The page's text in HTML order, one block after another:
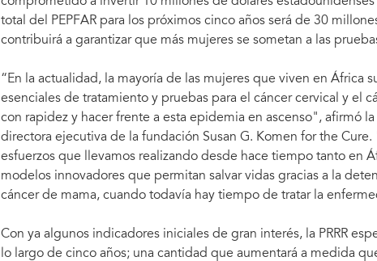
total del PEPFAR para los próximos cinco años será de 30
contribuirá a garantizar que más mujeres se sometan a las
“En la actualidad, la mayoría de las mujeres que viven en África
esenciales de tratamiento y pruebas para el cáncer cervical y el
con rapidez y hacer frente a esta epidemia en ascenso", afirmó
directora ejecutiva de la fundación Susan G. Komen for the Cure.
esfuerzos que llevamos realizando desde hace tiempo tanto en
modelos innovadores que permitan salvar vidas gracias a la
cáncer de mama, cuando todavía hay tiempo de tratar la
Con ya algunos indicadores iniciales de gran interés, la PRRR
lo largo de cinco años; una cantidad que aumentará a medida